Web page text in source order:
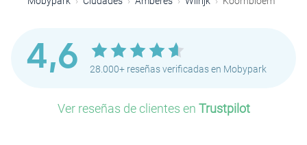
4,6 28.000+ reseñas verificadas en Mobypark
Ver reseñas de clientes en Trustpilot